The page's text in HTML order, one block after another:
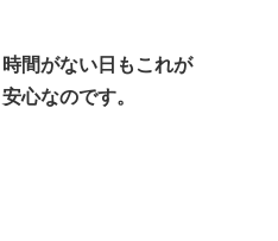
間がない日もこれが
心なのです。